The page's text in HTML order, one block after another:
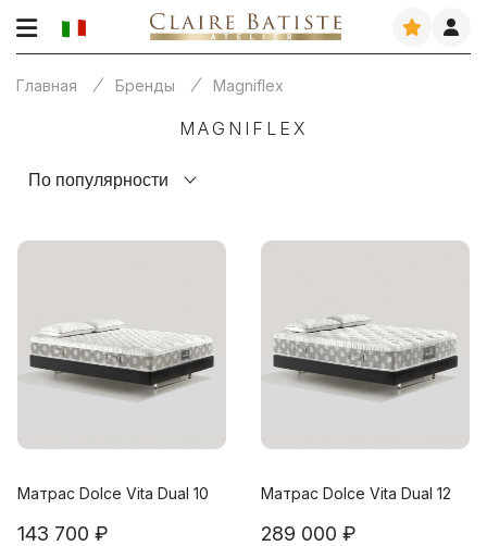
Главная Бренды Magniflex
MAGNIFLEX
По популярности
Матрас Dolce Vita Dual 10
143 700 ₽
Матрас Dolce Vita Dual 12
289 000 ₽